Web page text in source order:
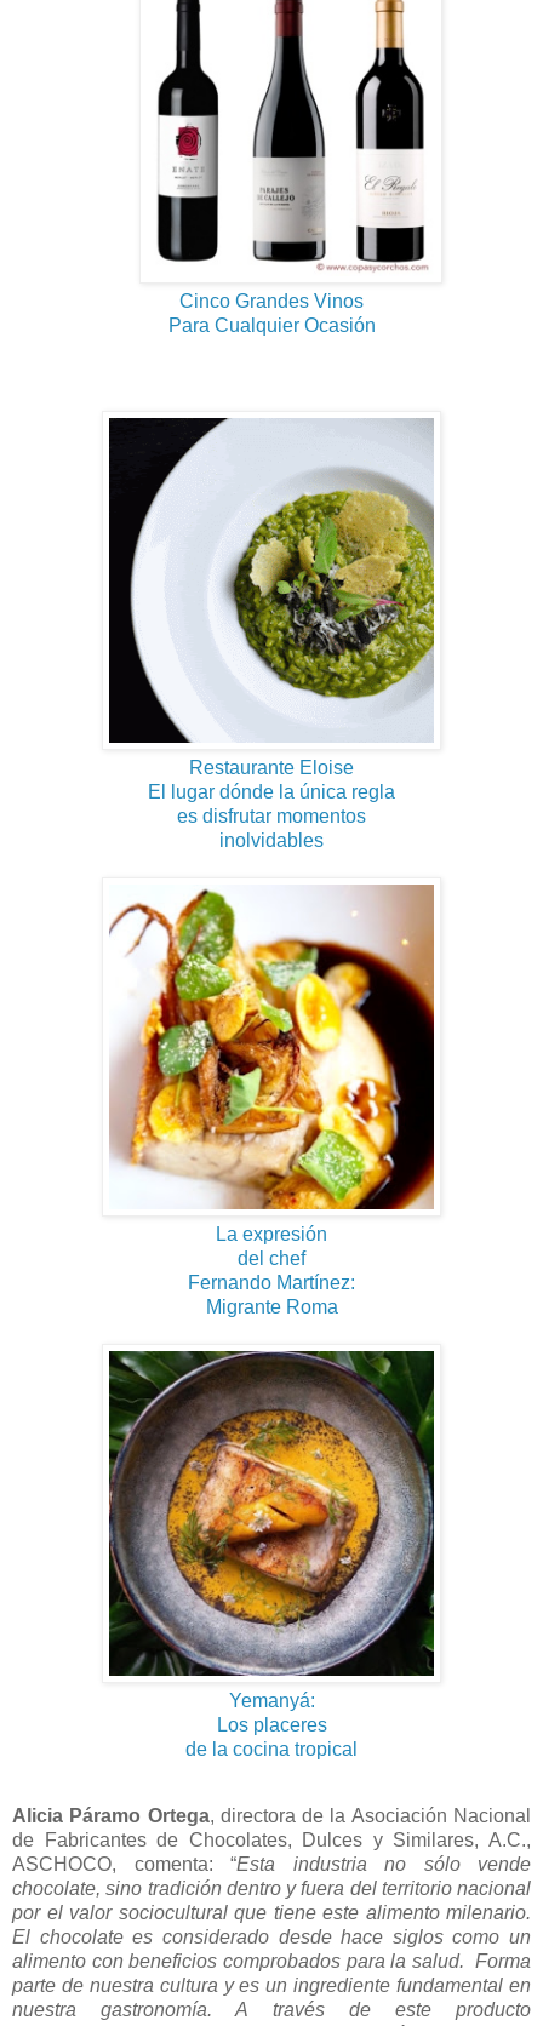
Cinco Grandes Vinos
Para Cualquier Ocasión
Restaurante Eloise
El lugar dónde la única regla
es disfrutar momentos
inolvidables
La expresión
del chef
Fernando Martínez:
Migrante Roma
Yemanyá:
Los placeres
de la cocina tropical
Alicia Páramo Ortega, directora de la Asociación Nacional
de Fabricantes de Chocolates, Dulces y Similares, A.C.,
ASCHOCO, comenta: “Esta industria no sólo vende
chocolate, sino tradición dentro y fuera del territorio nacional
por el valor sociocultural que tiene este alimento milenario.
El chocolate es considerado desde hace siglos como un
alimento con beneficios comprobados para la salud. Forma
parte de nuestra cultura y es un ingrediente fundamental en
nuestra gastronomía. A través de este producto